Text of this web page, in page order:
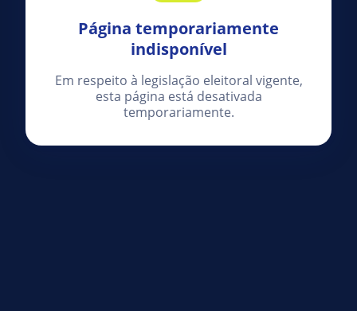
Página temporariamente
indisponível
Em respeito à legislação eleitoral vigente,
esta página está desativada
temporariamente.